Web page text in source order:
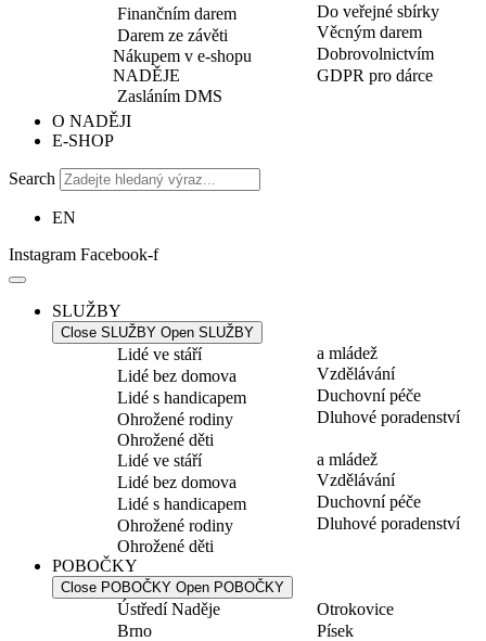
Finančním darem
Darem ze závěti
Nákupem v e-shopu
NADĚJE
Zasláním DMS
Do veřejné sbírky
Věcným darem
Dobrovolnictvím
GDPR pro dárce
O NADĚJI
E-SHOP
Search
EN
Instagram Facebook-f
SLUŽBY
Close SLUŽBY Open SLUŽBY
Lidé ve stáří
Lidé bez domova
Lidé s handicapem
Ohrožené rodiny
Ohrožené děti
a mládež
Vzdělávání
Duchovní péče
Dluhové poradenství
Lidé ve stáří
Lidé bez domova
Lidé s handicapem
Ohrožené rodiny
Ohrožené děti
a mládež
Vzdělávání
Duchovní péče
Dluhové poradenství
POBOČKY
Close POBOČKY Open POBOČKY
Ústředí Naděje
Brno
Otrokovice
Písek